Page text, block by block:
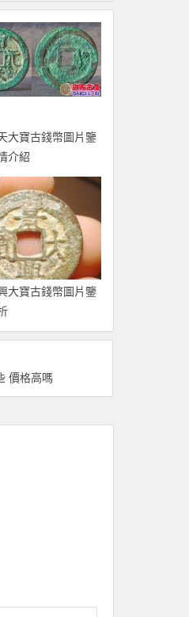
大寶古錢幣圖片鑒
介紹
大寶古錢幣圖片鑒
價格高嗎